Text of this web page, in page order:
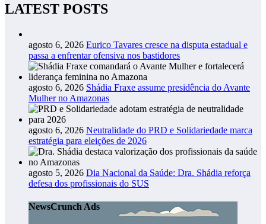
LATEST POSTS
agosto 6, 2026 Eurico Tavares cresce na disputa estadual e
passa a enfrentar ofensiva nos bastidores
agosto 6, 2026 Shádia Fraxe assume presidência do Avante
Mulher no Amazonas
agosto 6, 2026 Neutralidade do PRD e Solidariedade marca
estratégia para eleições de 2026
agosto 5, 2026 Dia Nacional da Saúde: Dra. Shádia reforça
defesa dos profissionais do SUS
NewsCrunch Ads